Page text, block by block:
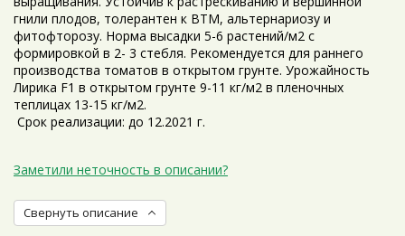
гнили плодов, толерантен к ВТМ, альтернариозу и
фитофторозу. Норма высадки 5-6 растений/м2 с
формировкой в 2- 3 стебля. Рекомендуется для раннего
производства томатов в открытом грунте. Урожайность
Лирика F1 в открытом грунте 9-11 кг/м2 в пленочных
теплицах 13-15 кг/м2.
Срок реализации: до 12.2021 г.
Заметили неточность в описании?
Свернуть описание